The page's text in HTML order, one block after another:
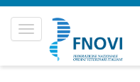
Toggle
navigation